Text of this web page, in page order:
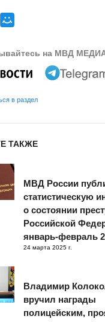
на МВД
в раздел
ТАКЖЕ
МВД России
статистическую
о состоянии
Российской
январь-февраль
24 марта 2025 г.
Владимир
вручил награды
полицейским,